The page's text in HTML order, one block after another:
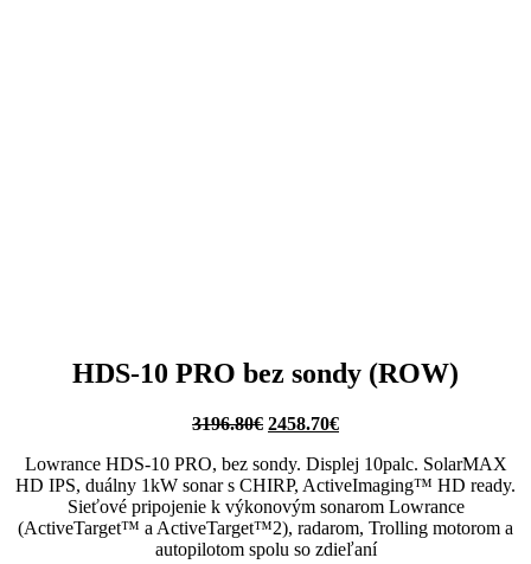
HDS-10 PRO bez sondy (ROW)
3196.80€ 2458.70€
Lowrance HDS-10 PRO, bez sondy. Displej 10palc. SolarMAX
HD IPS, duálny 1kW sonar s CHIRP, ActiveImaging™ HD ready.
Sieťové pripojenie k výkonovým sonarom Lowrance
(ActiveTarget™ a ActiveTarget™2), radarom, Trolling motorom a
autopilotom spolu so zdieľaní